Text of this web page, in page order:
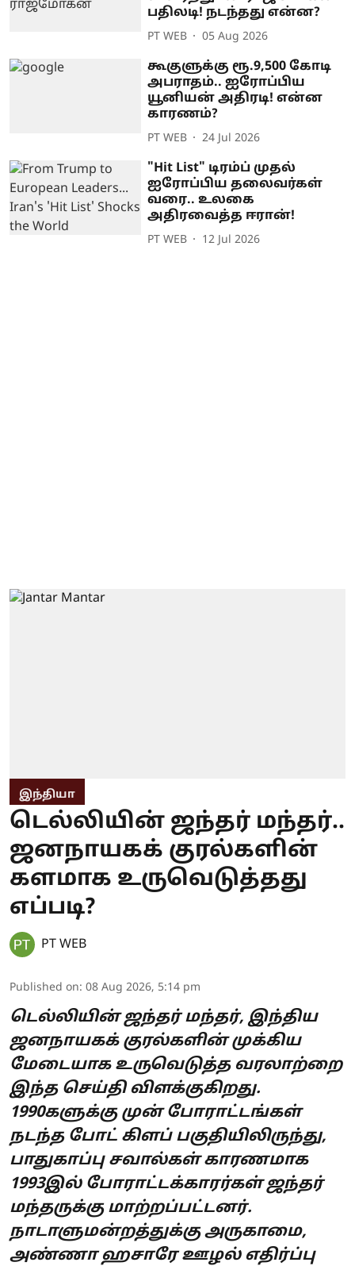
பதிலடி! நடந்தது என்ன?
PT WEB 05 Aug 2026
கூகுளுக்கு ரூ.9,500 கோடி
அபராதம்.. ஐரோப்பிய
யூனியன் அதிரடி! என்ன
காரணம்?
PT WEB 24 Jul 2026
"Hit List" டிரம்ப் முதல்
ஐரோப்பிய தலைவர்கள்
வரை.. உலகை
அதிரவைத்த ஈரான்!
PT WEB 12 Jul 2026
இந்தியா
டெல்லியின் ஜந்தர் மந்தர்..
ஜனநாயகக் குரல்களின்
களமாக உருவெடுத்தது
எப்படி?
PT WEB
Published on: 08 Aug 2026, 5:14 pm
டெல்லியின் ஜந்தர் மந்தர், இந்திய
ஜனநாயகக் குரல்களின் முக்கிய
மேடையாக உருவெடுத்த வரலாற்றை
இந்த செய்தி விளக்குகிறது.
1990களுக்கு முன் போராட்டங்கள்
நடந்த போட் கிளப் பகுதியிலிருந்து,
பாதுகாப்பு சவால்கள் காரணமாக
1993இல் போராட்டக்காரர்கள் ஜந்தர்
மந்தருக்கு மாற்றப்பட்டனர்.
நாடாளுமன்றத்துக்கு அருகாமை,
அண்ணா ஹசாரே ஊழல் எதிர்ப்பு